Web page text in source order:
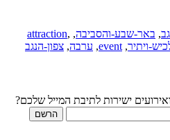
, באר-שבע-והסביבה,
attraction,
ויתיר,
event
, ערבה, צפון-הנגב
ישירות לתיבת המייל שלכם?